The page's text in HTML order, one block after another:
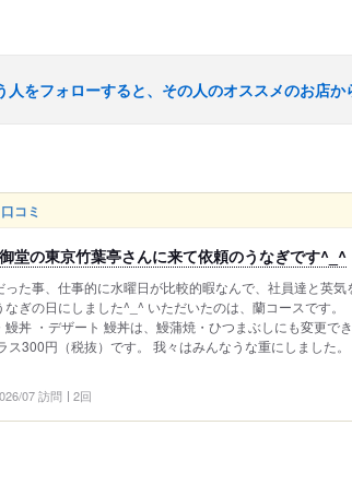
人をフォローすると、その人のオススメのお店か
コミ
堂の東京竹葉亭さんに来て依頼のうなぎです^_^
た事、仕事的に水曜日が比較的暇なんで、社員達と英気
ぎの日にしました^_^ いただいたのは、蘭コースです。
丼 ・デザート 鰻丼は、鰻蒲焼・ひつまぶしにも変更で
ス300円（税抜）です。 我々はみんなうな重にしました
07 訪問 2回